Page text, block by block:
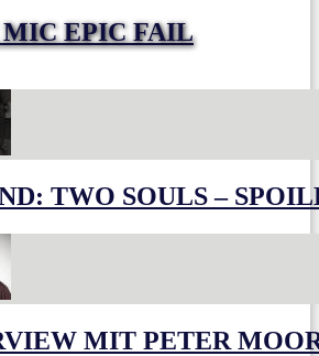
MIC EPIC FAIL
TWO SOULS –
MIT PETER